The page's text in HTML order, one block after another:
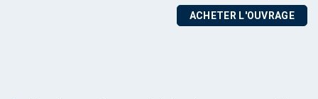
ACHETER L'OUVRAGE